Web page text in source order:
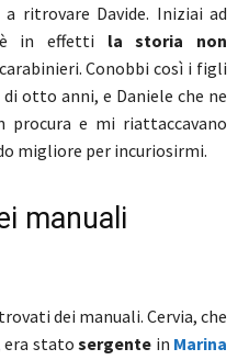
ritrovare Davide. Iniziai ad
in effetti la storia non
Conobbi così i figli
otto anni, e Daniele che ne
procura e mi riattaccavano
migliore per incuriosirmi.
manuali
dei manuali. Cervia, che
era statosergente in Marina